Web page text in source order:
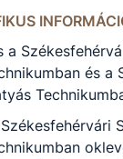
a
és a